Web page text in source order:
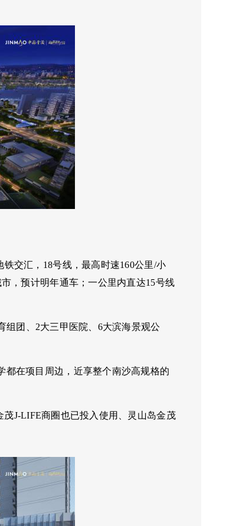
交汇， 18号线，最高时速160公里/小
，预计明年通车；一公里内直达15号线
组团、 2大三甲医院、 6大滨海景观公
都在项目周边，近享整个南沙高规格的
茂J-LIFE商圈也已投入使用、灵山岛金茂